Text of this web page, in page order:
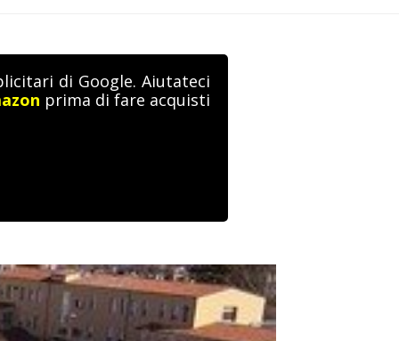
di Google. Aiutateci
prima di fare acquisti